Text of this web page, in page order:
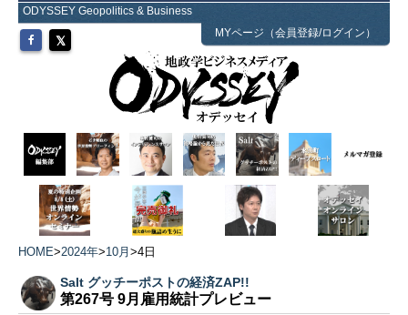
ODYSSEY Geopolitics & Business
MYページ（会員登録/ログイン）
HOME>2024年>10月 >4日
Salt グッチーポストの経済ZAP!!
第267号 9月雇用統計プレビュー